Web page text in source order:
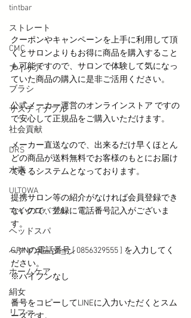
tintbar
ストレート
CMC
アイケア
ブラシ
サスティナブル
社会貢献
DRS
水素
ULTOWA
マイクロバブル
ヘッドスパ
ヘアドネーション
ホームケア
絹女
リファ
クーポンやキャンペーンを上手に利用して頂
くとサロンよりもお得に商品を購入すること
も可能ですので、サロンで体験して気になっ
ていた商品の購入に是非ご活用ください。
公式メーカー運営のオンラインストア ですの
で安心して正規品をご購入いただけます。
メーカー直送なので、出来るだけ早くほとん
どの商品が送料無料でお客様のもとにお届け
できるシステムとなっております。
提携サロン等の紹介がなければ会員登録でき
ないので、登録に電話番号記入がございま
す。
GRINの電話番号 [ 0856329555 ] を入力してく
ださい。
※ハイフンなし
番号をコピーしてLINEに入力いただくとスム